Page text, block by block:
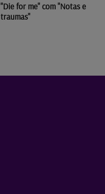
"Die for me" com "Notas e
traumas"